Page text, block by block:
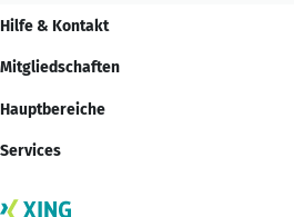
Hilfe & Kontakt
Mitgliedschaften
Hauptbereiche
Services